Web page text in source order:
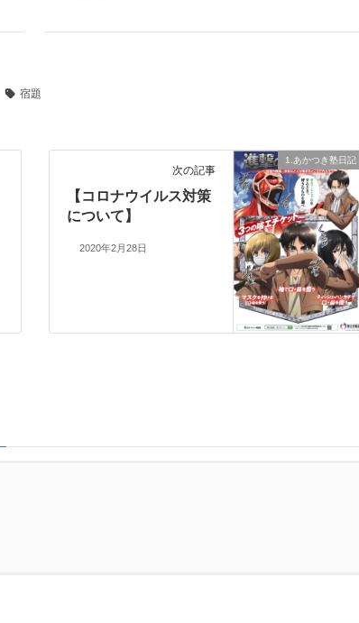
宿題
1.あかつき塾日記
次の記事
【コロナウイルス対策
について】
2020年2月28日